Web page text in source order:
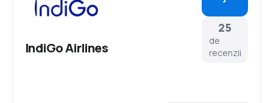
IndiGo Airlines
25
de
recenzii